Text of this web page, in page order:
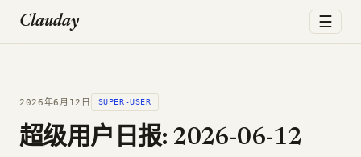
Clauday ☰
2026年6月12日 SUPER-USER
超级用户日报: 2026-06-12